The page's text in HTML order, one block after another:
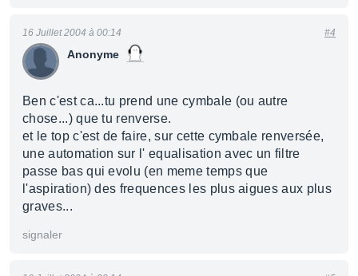
Anonyme
16 Juillet 2004 à 00:14 #4
Ben c'est ca...tu prend une cymbale (ou autre
chose...) que tu renverse.
et le top c'est de faire, sur cette cymbale renversée,
une automation sur l' equalisation avec un filtre
passe bas qui evolu (en meme temps que
l'aspiration) des frequences les plus aigues aux plus
graves...
signaler